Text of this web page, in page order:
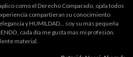
como el Derecho Comparado, ojala todos
compartieran su conocimiento
y HUMILDAD... soy su más pequeña
cada día me gusta mas mi profesión.
material.